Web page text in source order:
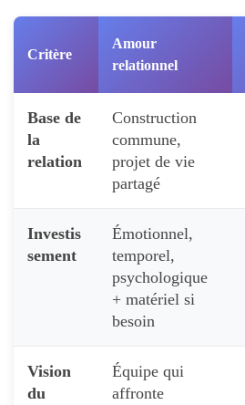
Critère
Amour
relationnel
Base de
la
relation
Construction
commune,
projet de vie
partagé
Investis
sement
Émotionnel,
temporel,
psychologique
+ matériel si
besoin
Vision
du
Équipe qui
affronte